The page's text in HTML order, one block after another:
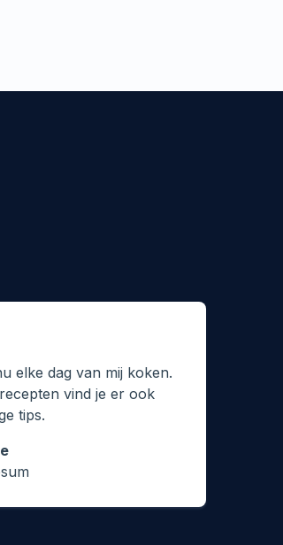
elke dag van mij koken.
vind je er ook
tips.